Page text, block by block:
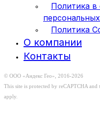
Политика в
Политика
О компании
Контакты
© ООО «Андекс Гео», 2016-2026
This site is protected by reCAPTCHA and
apply.